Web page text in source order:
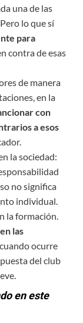
una de las
lo que sí
para
contra de esas
de manera
en la
con
a esos
la sociedad:
no significa
individual.
la formación.
las
ocurre
del club
en este